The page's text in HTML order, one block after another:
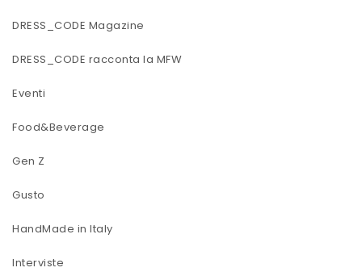
DRESS_CODE Magazine
DRESS_CODE racconta la MFW
Eventi
Food&Beverage
Gen Z
Gusto
HandMade in Italy
Interviste